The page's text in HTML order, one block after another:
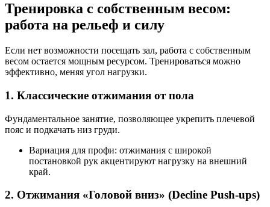
Тренировка с собственным весом:
работа на рельеф и силу
Если нет возможности посещать зал, работа с собственным
весом остается мощным ресурсом. Тренироваться можно
эффективно, меняя угол нагрузки.
1. Классические отжимания от пола
Фундаментальное занятие, позволяющее укрепить плечевой
пояс и подкачать низ груди.
Вариация для профи: отжимания с широкой
постановкой рук акцентируют нагрузку на внешний
край.
2. Отжимания «Головой вниз» (Decline Push-ups)